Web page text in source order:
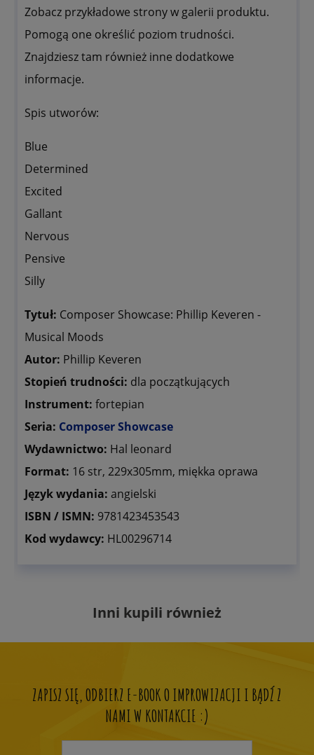
Zobacz przykładowe strony w galerii produktu.
Pomogą one określić poziom trudności.
Znajdziesz tam również inne dodatkowe
informacje.
Spis utworów:
Blue
Determined
Excited
Gallant
Nervous
Pensive
Silly
Tytuł: Composer Showcase: Phillip Keveren -
Musical Moods
Autor: Phillip Keveren
Stopień trudności: dla początkujących
Instrument: fortepian
Seria: Composer Showcase
Wydawnictwo: Hal leonard
Format: 16 str, 229x305mm, miękka oprawa
Język wydania: angielski
ISBN / ISMN: 9781423453543
Kod wydawcy: HL00296714
Inni kupili również
ZAPISZ SIĘ, ODBIERZ E-BOOK O IMPROWIZACJI I BĄDŹ Z
NAMI W KONTAKCIE :)